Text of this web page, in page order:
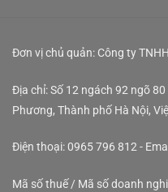
Đơn vị chủ quản: Công ty
Địa chỉ: Số 12 ngách 92 ngõ
Phương, Thành phố Hà Nội,
Điện thoại: 0965 796 812 -
Mã số thuế / Mã số doanh